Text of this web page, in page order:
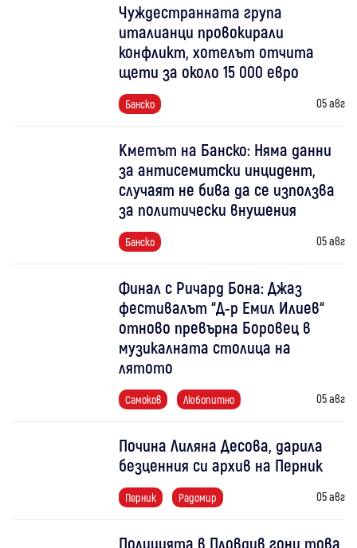
Чуждестранната група
италианци провокирали
конфликт, хотелът отчита
щети за около 15 000 евро
Банско 05 авг
Кметът на Банско: Няма данни
за антисемитски инцидент,
случаят не бива да се използва
за политически внушения
Банско 05 авг
Финал с Ричард Бона: Джаз
фестивалът “Д-р Емил Илиев“
отново превърна Боровец в
музикалната столица на
лятото
Самоков Любопитно 05 авг
Почина Лиляна Десова, дарила
безценния си архив на Перник
Перник Радомир 05 авг
Полицията в Пловдив гони това